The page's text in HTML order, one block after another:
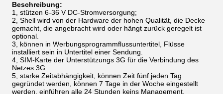
Beschreibung:
1, stützen 6-36 V DC-Stromversorgung;
2, Shell wird von der Hardware der hohen Qualität, die Decke
gemacht, die angebracht wird oder hängt zurück geregelt ist
optional.
3, können in Werbungsprogrammflussuntertitel, Flüsse
installiert sein in Untertitel einer Sendung.
4, SIM-Karte der Unterstützungs 3G für die Verbindung des
Netzes 3G.
5, starke Zeitabhängigkeit, können Zeit fünf jeden Tag
gegründet werden, können 7 Tage in der Woche eingestellt
werden, einführen alle 24 Stunden keins Management.